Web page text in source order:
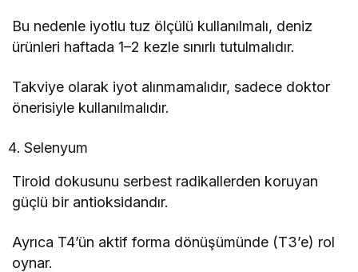
Bu nedenle iyotlu tuz ölçülü kullanılmalı, deniz
ürünleri haftada 1–2 kezle sınırlı tutulmalıdır.
Takviye olarak iyot alınmamalıdır, sadece doktor
önerisiyle kullanılmalıdır.
Selenyum
Tiroid dokusunu serbest radikallerden koruyan
güçlü bir antioksidandır.
Ayrıca T4’ün aktif forma dönüşümünde (T3’e) rol
oynar.